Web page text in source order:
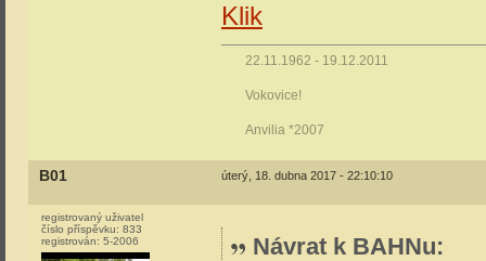
Klik
22.11.1962 - 19.12.2011
Vokovice!
Anvilia *2007
B01 úterý, 18. dubna 2017 - 22:10:10
registrovaný uživatel
číslo příspěvku: 833
registrován: 5-2006 Návrat k BAHNu: